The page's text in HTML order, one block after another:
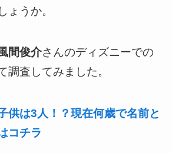
ょうか。
間俊介さんのディズニーでの
調査してみました。
は3人！？現在何歳で名前と
コチラ